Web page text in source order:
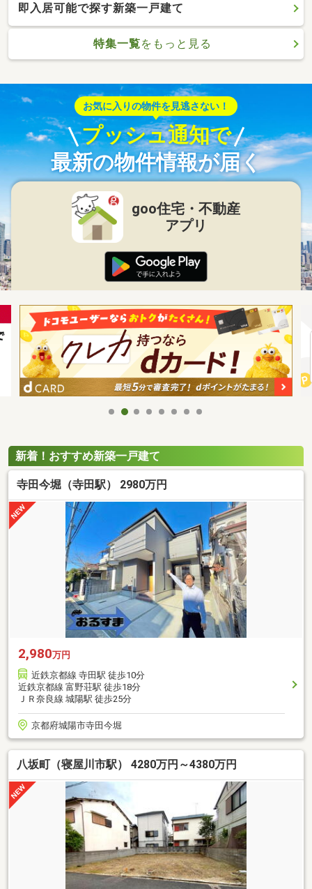
即入居可能で探す新築一戸建て
特集一覧をもっと見る
お気に入りの物件を見逃さない！
プッシュ通知で
最新の物件情報が届く
goo住宅・不動産
アプリ
新着！おすすめ新築一戸建て
寺田今堀（寺田駅） 2980万円
2,980万円
近鉄京都線 寺田駅 徒歩10分
近鉄京都線 富野荘駅 徒歩18分
ＪＲ奈良線 城陽駅 徒歩25分
京都府城陽市寺田今堀
八坂町（寝屋川市駅） 4280万円～4380万円